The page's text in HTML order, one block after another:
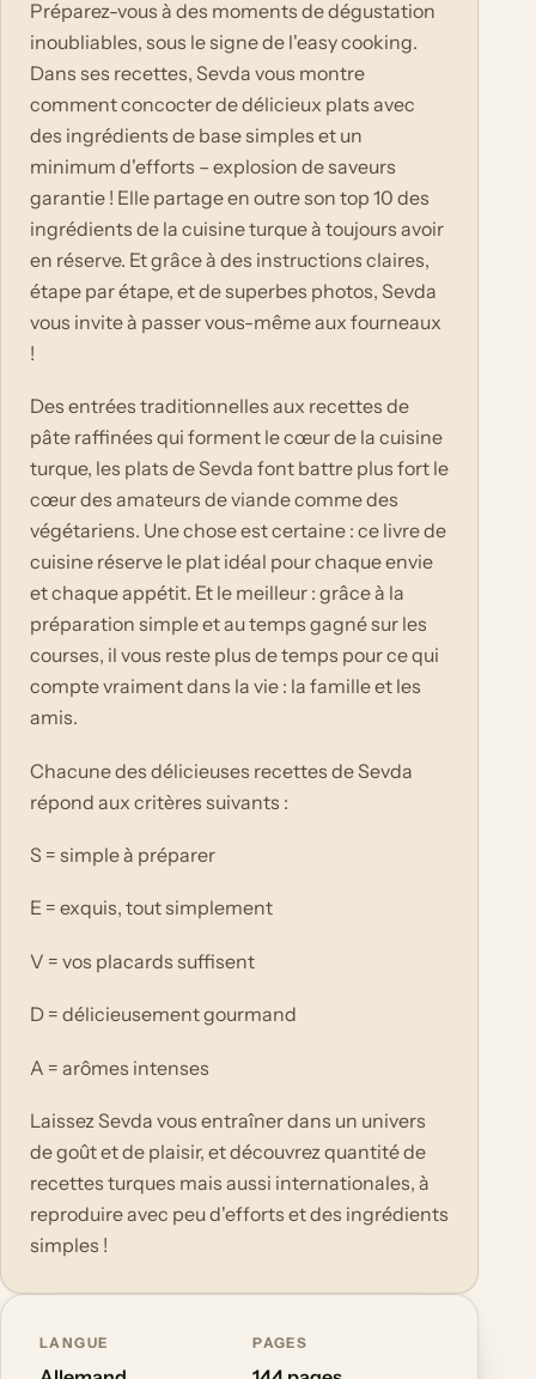
Préparez-vous à des moments de dégustation
inoubliables, sous le signe de l'easy cooking.
Dans ses recettes, Sevda vous montre
comment concocter de délicieux plats avec
des ingrédients de base simples et un
minimum d'efforts – explosion de saveurs
garantie ! Elle partage en outre son top 10 des
ingrédients de la cuisine turque à toujours avoir
en réserve. Et grâce à des instructions claires,
étape par étape, et de superbes photos, Sevda
vous invite à passer vous-même aux fourneaux
!
Des entrées traditionnelles aux recettes de
pâte raffinées qui forment le cœur de la cuisine
turque, les plats de Sevda font battre plus fort le
cœur des amateurs de viande comme des
végétariens. Une chose est certaine : ce livre de
cuisine réserve le plat idéal pour chaque envie
et chaque appétit. Et le meilleur : grâce à la
préparation simple et au temps gagné sur les
courses, il vous reste plus de temps pour ce qui
compte vraiment dans la vie : la famille et les
amis.
Chacune des délicieuses recettes de Sevda
répond aux critères suivants :
S = simple à préparer
E = exquis, tout simplement
V = vos placards suffisent
D = délicieusement gourmand
A = arômes intenses
Laissez Sevda vous entraîner dans un univers
de goût et de plaisir, et découvrez quantité de
recettes turques mais aussi internationales, à
reproduire avec peu d'efforts et des ingrédients
simples !
LANGUE PAGES